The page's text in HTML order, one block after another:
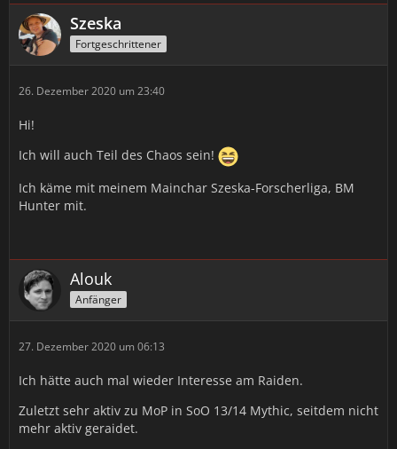
Szeska
Fortgeschrittener
26. Dezember 2020 um 23:40
Hi!
Ich will auch Teil des Chaos sein!
Ich käme mit meinem Mainchar Szeska-Forscherliga, BM
Hunter mit.
Alouk
Anfänger
27. Dezember 2020 um 06:13
Ich hätte auch mal wieder Interesse am Raiden.
Zuletzt sehr aktiv zu MoP in SoO 13/14 Mythic, seitdem nicht
mehr aktiv geraidet.